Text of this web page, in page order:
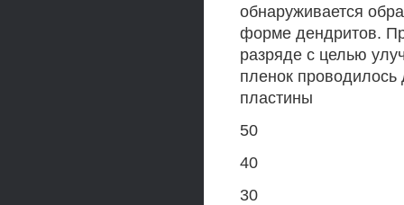
обнаруживается
форме дендритов.
разряде с целью
пленок проводилось
пластины
50
40
30